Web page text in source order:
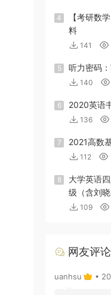
4
【考研数
料
141
5 听力密码
140
6 2020英语
136
7 2021高数
112
8
大学英语
级（含刘晓
109
网友评论
uanhsu •